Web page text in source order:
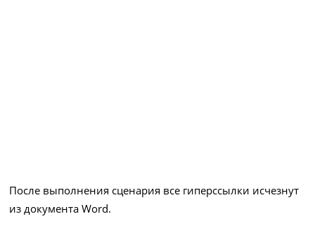
После выполнения сценария все гиперссылки исчезнут
из документа Word.